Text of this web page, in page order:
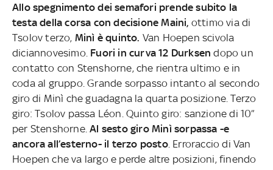
Allo spegnimento dei semafori prende subito la
testa della corsa con decisione Maini, ottimo via di
Tsolov terzo, Minì è quinto. Van Hoepen scivola
diciannovesimo. Fuori in curva 12 Durksen dopo un
contatto con Stenshorne, che rientra ultimo e in
coda al gruppo. Grande sorpasso intanto al secondo
giro di Minì che guadagna la quarta posizione. Terzo
giro: Tsolov passa Léon. Quinto giro: sanzione di 10”
per Stenshorne.Al sesto giro Minì sorpassa -e
ancora all’esterno- il terzo posto. Erroraccio di Van
Hoepen che va largo e perde altre posizioni, finendo